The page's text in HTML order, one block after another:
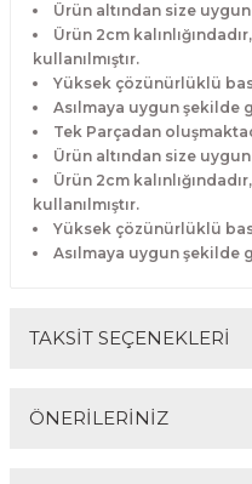
Ürün altından size
Ürün 2cm
kullanılmıştır.
Yüksek çözünürlüklü
Asılmaya uygun şekilde
Tek Parçadan
Ürün altından size
Ürün 2cm
kullanılmıştır.
Yüksek çözünürlüklü
Asılmaya uygun şekilde
TAKSİT SEÇENEKLERİ
ÖNERİLERİNİZ